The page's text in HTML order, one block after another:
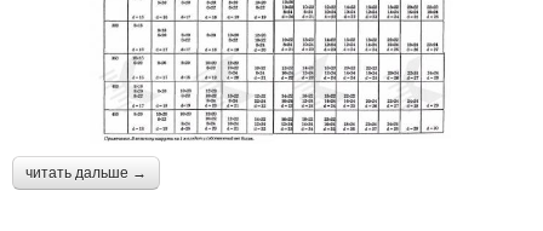
читать дальше →